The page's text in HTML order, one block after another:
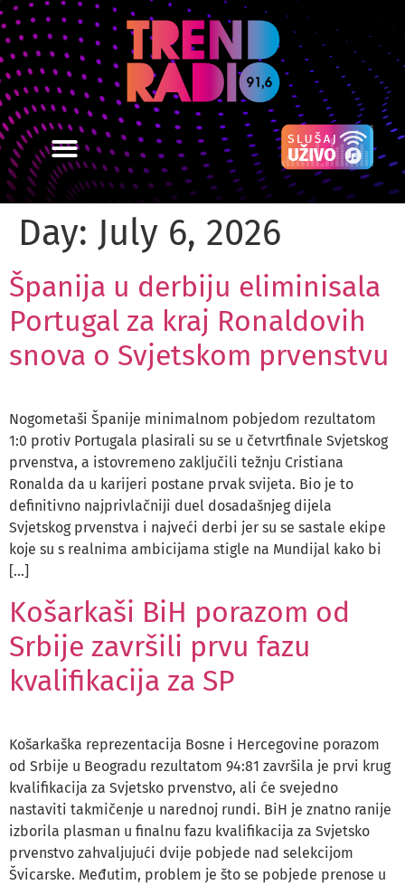
Day: July 6, 2026
Španija u derbiju eliminisala
Portugal za kraj Ronaldovih
snova o Svjetskom prvenstvu
Nogometaši Španije minimalnom pobjedom rezultatom
1:0 protiv Portugala plasirali su se u četvrtfinale Svjetskog
prvenstva, a istovremeno zaključili težnju Cristiana
Ronalda da u karijeri postane prvak svijeta. Bio je to
definitivno najprivlačniji duel dosadašnjeg dijela
Svjetskog prvenstva i najveći derbi jer su se sastale ekipe
koje su s realnima ambicijama stigle na Mundijal kako bi
[…]
Košarkaši BiH porazom od
Srbije završili prvu fazu
kvalifikacija za SP
Košarkaška reprezentacija Bosne i Hercegovine porazom
od Srbije u Beogradu rezultatom 94:81 završila je prvi krug
kvalifikacija za Svjetsko prvenstvo, ali će svejedno
nastaviti takmičenje u narednoj rundi. BiH je znatno ranije
izborila plasman u finalnu fazu kvalifikacija za Svjetsko
prvenstvo zahvaljujući dvije pobjede nad selekcijom
Švicarske. Međutim, problem je što se pobjede prenose u